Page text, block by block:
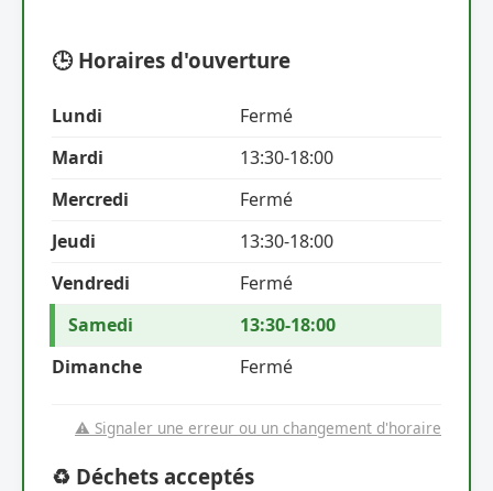
🕒 Horaires d'ouverture
Lundi
Fermé
Mardi
13:30-18:00
Mercredi
Fermé
Jeudi
13:30-18:00
Vendredi
Fermé
Samedi
13:30-18:00
Dimanche
Fermé
⚠️ Signaler une erreur ou un changement d'horaire
♻️ Déchets acceptés